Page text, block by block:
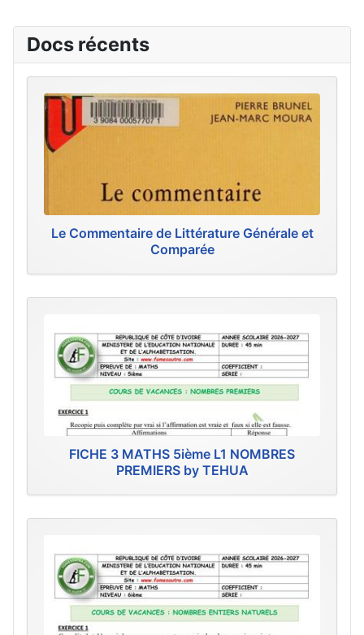
Docs récents
Le Commentaire de Littérature Générale et
Comparée
FICHE 3 MATHS 5ième L1 NOMBRES
PREMIERS by TEHUA